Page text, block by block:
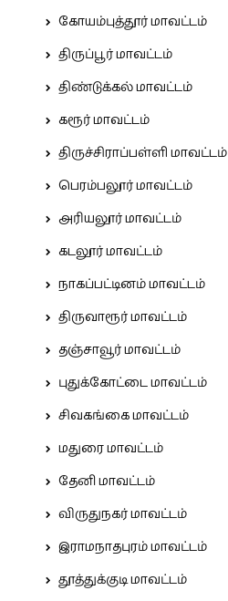
கோயம்புத்தூர் மாவட்டம்
திருப்பூர் மாவட்டம்
திண்டுக்கல் மாவட்டம்
கரூர் மாவட்டம்
திருச்சிராப்பள்ளி மாவட்டம்
பெரம்பலூர் மாவட்டம்
அரியலூர் மாவட்டம்
கடலூர் மாவட்டம்
நாகப்பட்டினம் மாவட்டம்
திருவாரூர் மாவட்டம்
தஞ்சாவூர் மாவட்டம்
புதுக்கோட்டை மாவட்டம்
சிவகங்கை மாவட்டம்
மதுரை மாவட்டம்
தேனி மாவட்டம்
விருதுநகர் மாவட்டம்
இராமநாதபுரம் மாவட்டம்
தூத்துக்குடி மாவட்டம்